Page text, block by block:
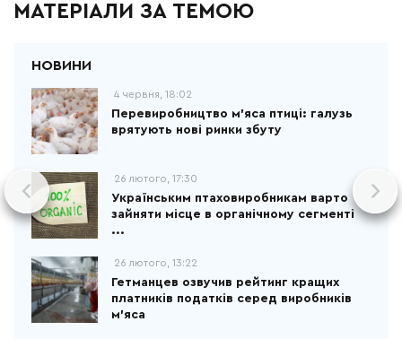
МАТЕРІАЛИ ЗА ТЕМОЮ
4 червня, 18:02
Перевиробництво м'яса птиці: галузь
врятують нові ринки збуту
26 лютого, 17:30
Українським птаховиробникам варто
зайняти місце в органічному сегменті
...
26 лютого, 13:22
Гетманцев озвучив рейтинг кращих
платників податків серед виробників
м’яса